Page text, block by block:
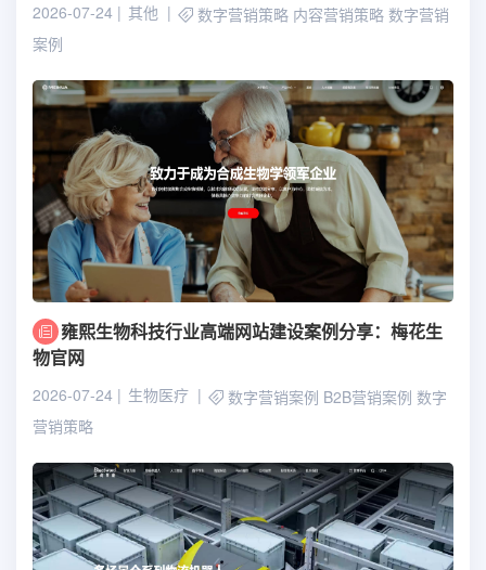
2026-07-24 其他 数字营销策略 内容营销策略 数字营销
案例
雍熙生物科技行业高端网站建设案例分享：梅花生
物官网
2026-07-24 生物医疗 数字营销案例 B2B营销案例 数字
营销策略